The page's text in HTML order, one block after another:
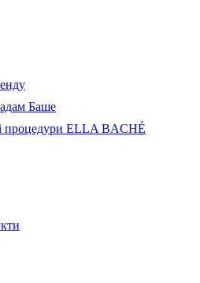
Баше
процедури ELLA BACHÉ